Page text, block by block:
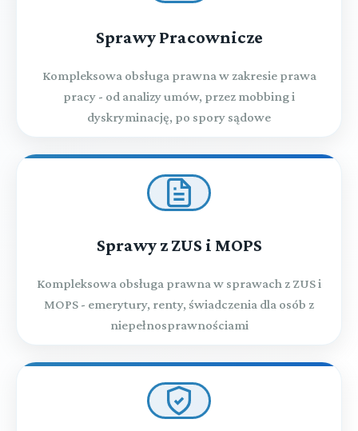
Sprawy Pracownicze
Kompleksowa obsługa prawna w zakresie prawa
pracy - od analizy umów, przez mobbing i
dyskryminację, po spory sądowe
Sprawy z ZUS i MOPS
Kompleksowa obsługa prawna w sprawach z ZUS i
MOPS - emerytury, renty, świadczenia dla osób z
niepełnosprawnościami